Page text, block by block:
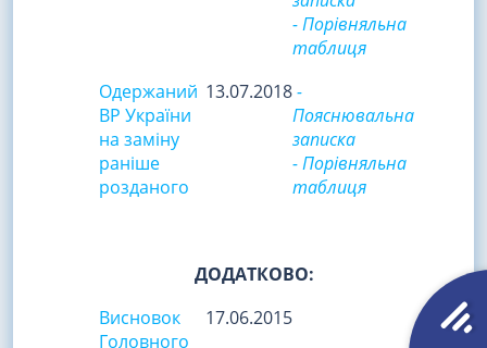
- Порівняльна
таблиця
Одержаний
ВР України
на заміну
раніше
розданого
13.07.2018-
Пояснювальна
записка
- Порівняльна
таблиця
ДОДАТКОВО:
Висновок
Головного
17.06.2015